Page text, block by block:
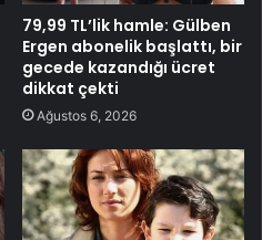
79,99 TL’lik hamle: Gülben
Ergen abonelik başlattı, bir
gecede kazandığı ücret
dikkat çekti
Ağustos 6, 2026